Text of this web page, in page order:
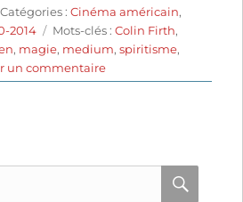
Catégories
Catégories :Cinéma américain,
2014
Étiquettes
Mots-clés :Colin Firth,
, magie, medium,spiritisme,
un commentairesur
Magic